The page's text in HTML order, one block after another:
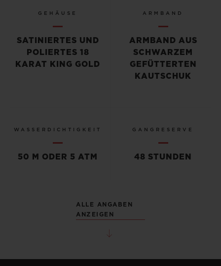
GEHÄUSE
SATINIERTES UND
POLIERTES 18
KARAT KING GOLD
ARMBAND
ARMBAND AUS
SCHWARZEM
GEFÜTTERTEN
KAUTSCHUK
WASSERDICHTIGKEIT
50 M ODER 5 ATM
GANGRESERVE
48 STUNDEN
ALLE ANGABEN
ANZEIGEN